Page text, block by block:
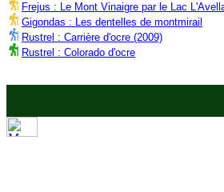
Frejus : Le Mont Vinaigre par le Lac
Gigondas : Les dentelles de montmirail
Rustrel : Carrière d'ocre (2009)
Rustrel : Colorado d'ocre